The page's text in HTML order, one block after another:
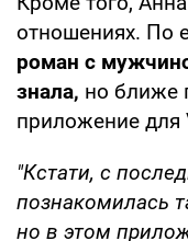
отношениях. По
роман с
знала, но ближе
приложение для
"Кстати, с
познакомилась
но в этом